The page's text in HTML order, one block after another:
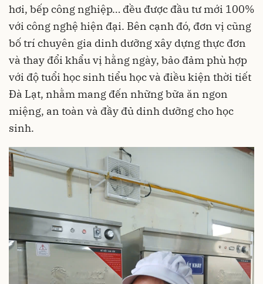
hơi, bếp công nghiệp… đều được đầu tư mới 100%
với công nghệ hiện đại. Bên cạnh đó, đơn vị cũng
bố trí chuyên gia dinh dưỡng xây dựng thực đơn
và thay đổi khẩu vị hằng ngày, bảo đảm phù hợp
với độ tuổi học sinh tiểu học và điều kiện thời tiết
Đà Lạt, nhằm mang đến những bữa ăn ngon
miệng, an toàn và đầy đủ dinh dưỡng cho học
sinh.